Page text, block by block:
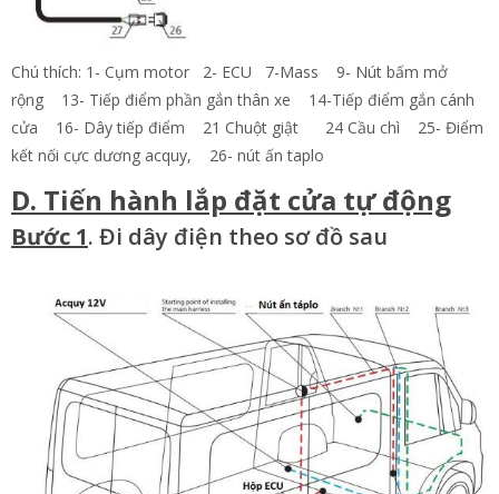
Chú thích: 1- Cụm motor 2- ECU 7-Mass 9- Nút bấm mở
rộng 13- Tiếp điểm phần gắn thân xe 14-Tiếp điểm gắn cánh
cửa 16- Dây tiếp điểm 21 Chuột giật 24 Cầu chì 25- Điểm
kết nối cực dương acquy, 26- nút ấn taplo
D. Tiến hành lắp đặt cửa tự động
Bước 1. Đi dây điện theo sơ đồ sau